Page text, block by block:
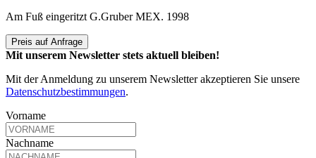
Am Fuß eingeritzt G.Gruber MEX. 1998
Preis auf Anfrage
Mit unserem Newsletter stets aktuell bleiben!
Mit der Anmeldung zu unserem Newsletter akzeptieren Sie unsere
Datenschutzbestimmungen.
Vorname
Nachname